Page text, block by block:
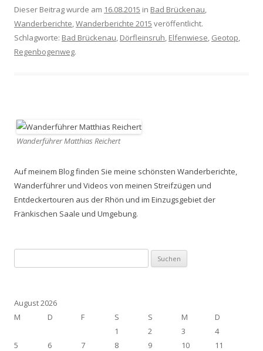
Dieser Beitrag wurde am 16.08.2015 in Bad Brückenau,
Wanderberichte,Wanderberichte 2015 veröffentlicht.
Schlagworte: Bad Brückenau, Dörfleinsruh, Elfenwiese, Geotop,
Regenbogenweg.
Wanderführer Matthias Reichert
Auf meinem Blog finden Sie meine schönsten Wanderberichte,
Wanderführer und Videos von meinen Streifzügen und
Entdeckertouren aus der Rhön und im Einzugsgebiet der
Fränkischen Saale und Umgebung.
nach:
August 2026
M
D F S S M
D
1
2 3
4
5
6 7 8 9 10
11